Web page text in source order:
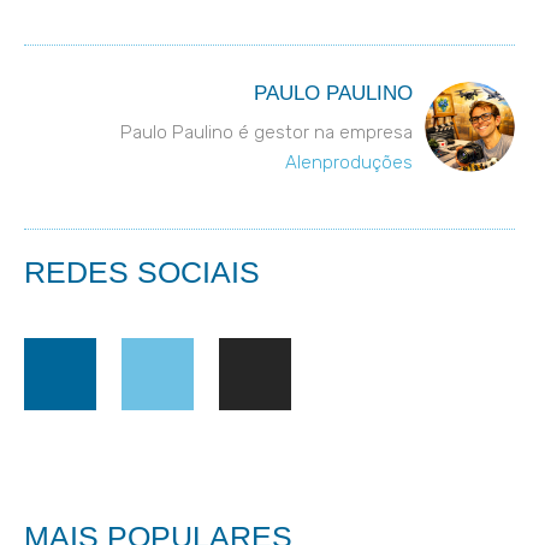
PAULO PAULINO
Paulo Paulino é gestor na empresa
Alenproduções
REDES SOCIAIS
MAIS POPULARES